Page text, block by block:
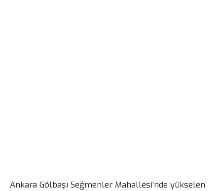
Ankara Gölbaşı Seğmenler Mahallesi’nde yükselen